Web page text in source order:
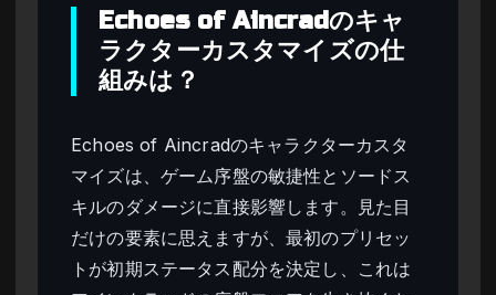
Echoes of Aincradのキャ
ラクターカスタマイズの仕
組みは？
Echoes of Aincradのキャラクターカスタ
マイズは、ゲーム序盤の敏捷性とソードス
キルのダメージに直接影響します。見た目
だけの要素に思えますが、最初のプリセッ
トが初期ステータス配分を決定し、これは